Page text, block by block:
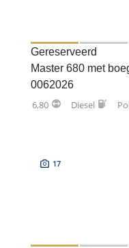
Gereserveerd
Master 680 met
0062026
6,80 Diesel
17